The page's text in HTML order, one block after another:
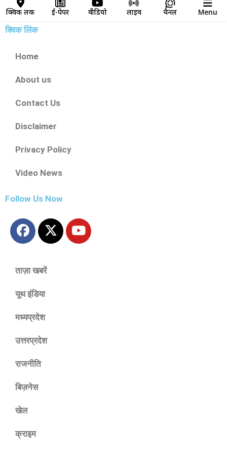
क्विक लिंक ई-पेपर वीडियो लाइव चैनल Menu
क्विक लिंक
Home
About us
Contact Us
Disclaimer
Privacy Policy
Video News
Follow Us Now
ताज़ा खबरें
यूथ इंडिया
मध्यप्रदेश
उत्तरप्रदेश
राजनीति
बिज़नेस
खेल
क्राइम